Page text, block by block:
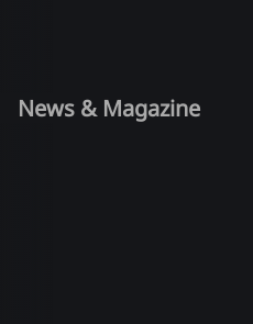
News & Magazine